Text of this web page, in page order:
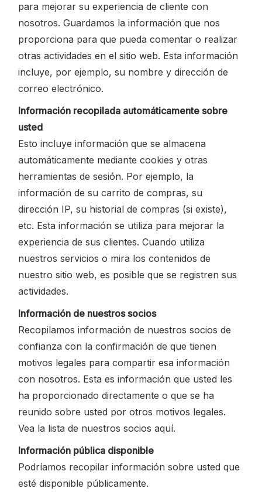
para mejorar su experiencia de cliente con
nosotros. Guardamos la información que nos
proporciona para que pueda comentar o realizar
otras actividades en el sitio web. Esta información
incluye, por ejemplo, su nombre y dirección de
correo electrónico.
Información recopilada automáticamente sobre
usted
Esto incluye información que se almacena
automáticamente mediante cookies y otras
herramientas de sesión. Por ejemplo, la
información de su carrito de compras, su
dirección IP, su historial de compras (si existe),
etc. Esta información se utiliza para mejorar la
experiencia de sus clientes. Cuando utiliza
nuestros servicios o mira los contenidos de
nuestro sitio web, es posible que se registren sus
actividades.
Información de nuestros socios
Recopilamos información de nuestros socios de
confianza con la confirmación de que tienen
motivos legales para compartir esa información
con nosotros. Esta es información que usted les
ha proporcionado directamente o que se ha
reunido sobre usted por otros motivos legales.
Vea la lista de nuestros socios aquí.
Información pública disponible
Podríamos recopilar información sobre usted que
esté disponible públicamente.